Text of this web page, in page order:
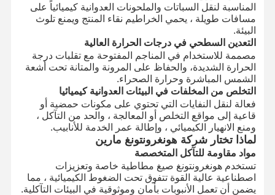
المناسبة لنقل السباتات والملحونات العدوانية كيميائياً على
مسافات طويلة ، يحمي الخراطيم نقاء المنتج ويمنع تلوث
البيئة.
التعدين السطحي في درجات الحرارة العالية
مصممة للاستخدام في المناجم المفتوحة مع تقلبات درجة
الحرارة الشديدة، والحفاظ على المرونة والمتانة تحت أشعة
الشمس المباشرة وحرارة الصحراء.
التخلص من المخلفات في البيئات العدوانية كيميائيا
فعالة لنقل النفايات التي تحتوي على مكونات حمضية أو
قاعية إلى مواقع التخلص أو المعالجة ، والحد من التآكل ،
ومنع الانهيار الكيميائي ، وإطالة عمر الخدمة للأنابيب.
لماذا تختار شركة هونغرونتونغ مارين
مواد مقاومة للتآكل المتخصصة
تستخدم هونغرونتونغ صيغ مطاطية خاصة وتعزيزات
اصطناعية عالية القوة تتفوق تحت الضغوط الكيميائية ، مما
يضمن أن تعمل الأنبوبات بأمان وموثوقية في البيئات التآكلية.